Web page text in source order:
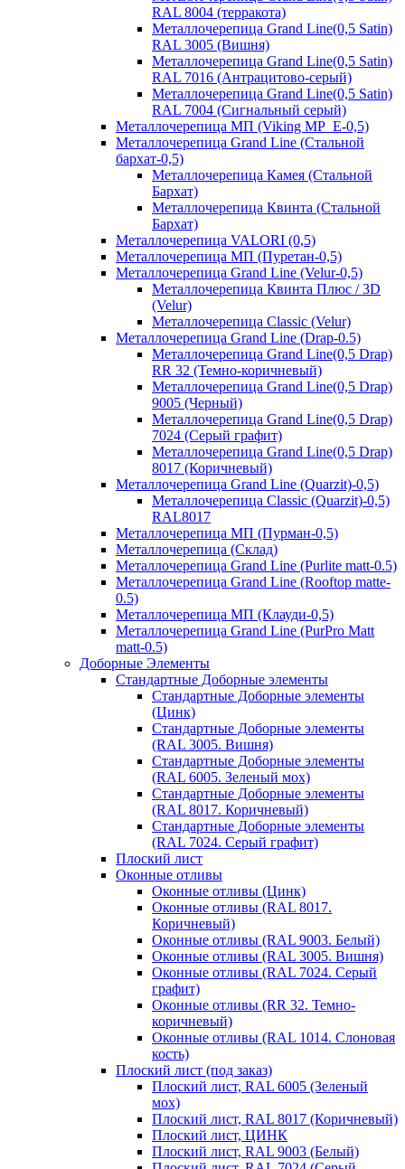
RAL 8004 (терракота)
Металлочерепица Grand Line(0,5 Satin)
RAL 3005 (Вишня)
Металлочерепица Grand Line(0,5 Satin)
RAL 7016 (Антрацитово-серый)
Металлочерепица Grand Line(0,5 Satin)
RAL 7004 (Сигнальный серый)
Металлочерепица МП (Viking MP_E-0,5)
Металлочерепица Grand Line (Стальной
бархат-0,5)
Металлочерепица Камея (Стальной
Бархат)
Металлочерепица Квинта (Стальной
Бархат)
Металлочерепица VALORI (0,5)
Металлочерепица МП (Пуретан-0,5)
Металлочерепица Grand Line (Velur-0,5)
Металлочерепица Квинта Плюс / 3D
(Velur)
Металлочерепица Classic (Velur)
Металлочерепица Grand Line (Drap-0.5)
Металлочерепица Grand Line(0,5 Drap)
RR 32 (Темно-коричневый)
Металлочерепица Grand Line(0,5 Drap)
9005 (Черный)
Металлочерепица Grand Line(0,5 Drap)
7024 (Серый графит)
Металлочерепица Grand Line(0,5 Drap)
8017 (Коричневый)
Металлочерепица Grand Line (Quarzit)-0,5)
Металлочерепица Classic (Quarzit)-0,5)
RAL8017
Металлочерепица МП (Пурман-0,5)
Металлочерепица (Склад)
Металлочерепица Grand Line (Purlite matt-0.5)
Металлочерепица Grand Line (Rooftop matte-
0.5)
Металлочерепица МП (Клауди-0,5)
Металлочерепица Grand Line (PurPro Matt
matt-0.5)
Доборные Элементы
Стандартные Доборные элементы
Стандартные Доборные элементы
(Цинк)
Стандартные Доборные элементы
(RAL 3005. Вишня)
Стандартные Доборные элементы
(RAL 6005. Зеленый мох)
Стандартные Доборные элементы
(RAL 8017. Коричневый)
Стандартные Доборные элементы
(RAL 7024. Серый графит)
Плоский лист
Оконные отливы
Оконные отливы (Цинк)
Оконные отливы (RAL 8017.
Коричневый)
Оконные отливы (RAL 9003. Белый)
Оконные отливы (RAL 3005. Вишня)
Оконные отливы (RAL 7024. Серый
графит)
Оконные отливы (RR 32. Темно-
коричневый)
Оконные отливы (RAL 1014. Слоновая
кость)
Плоский лист (под заказ)
Плоский лист, RAL 6005 (Зеленый
мох)
Плоский лист, RAL 8017 (Коричневый)
Плоский лист, ЦИНК
Плоский лист, RAL 9003 (Белый)